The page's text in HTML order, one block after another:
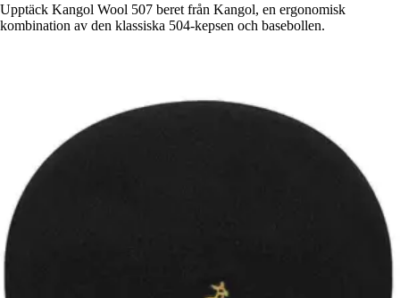
Upptäck Kangol Wool 507 beret från Kangol, en ergonomisk
kombination av den klassiska 504-kepsen och basebollen.